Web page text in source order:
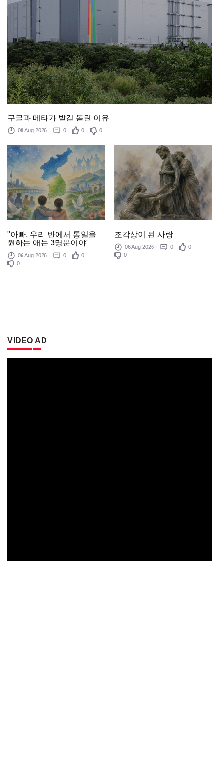
구글과 메타가 발길 돌린 이유
08 Aug 2026 0 0 0
"아빠, 우리 반에서 통일을
원하는 애는 3명뿐이야"
06 Aug 2026 0
0
0
조각상이 된 사랑
06 Aug 2026 0
0
0
VIDEO AD